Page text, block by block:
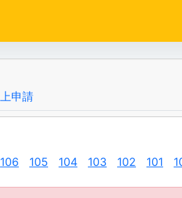
申請
106 105 104 103 102 101